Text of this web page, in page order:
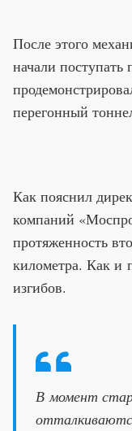
После этого
начали поступать
перегонный
Как пояснил
компаний
протяженность
километра. Как и
изгибов.
В момент